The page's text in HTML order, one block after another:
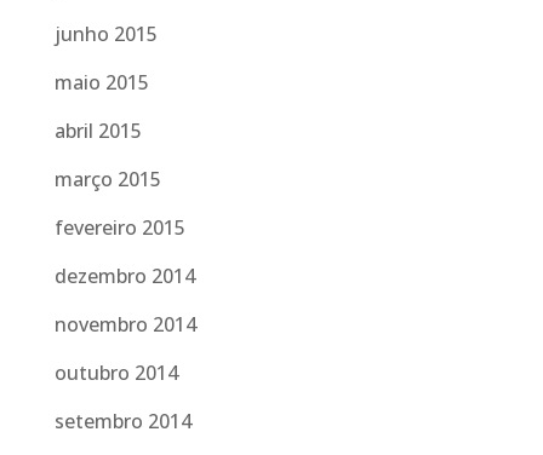
junho 2015
maio 2015
abril 2015
março 2015
fevereiro 2015
dezembro 2014
novembro 2014
outubro 2014
setembro 2014